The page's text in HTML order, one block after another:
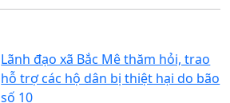
Lãnh đạo xã Bắc Mê thăm hỏi, trao
hỗ trợ các hộ dân bị thiệt hại do bão
số 10